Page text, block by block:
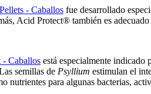
- Caballos fue desarrollado
Acid Protect® también es adecuado
Caballos está especialmente indicado
semillas de Psyllium estimulan el
nutrientes para algunas bacterias,